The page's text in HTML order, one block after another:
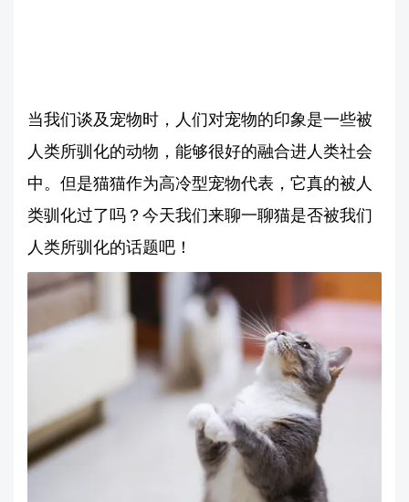
当我们谈及宠物时，人们对宠物的印象是一些被
人类所驯化的动物，能够很好的融合进人类社会
中。但是猫猫作为高冷型宠物代表，它真的被人
类驯化过了吗？今天我们来聊一聊猫是否被我们
人类所驯化的话题吧！